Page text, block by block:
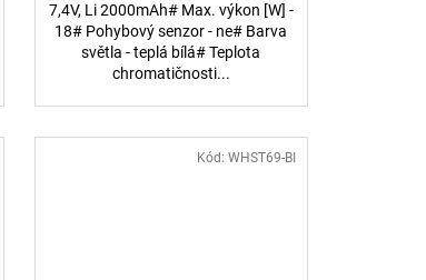
7,4V, Li 2000mAh# Max. výkon [W] -
18# Pohybový senzor - ne# Barva
světla - teplá bílá# Teplota
chromatičnosti...
Kód: WHST69-BI